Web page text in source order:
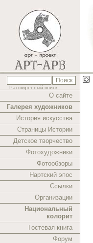
Расширенный поиск
О сайте
Галерея художников
История искусства
Страницы Истории
Детское творчество
Фотохудожники
Фотообзоры
Нартский эпос
Ссылки
Организации
Национальный
колорит
Гостевая книга
Форум